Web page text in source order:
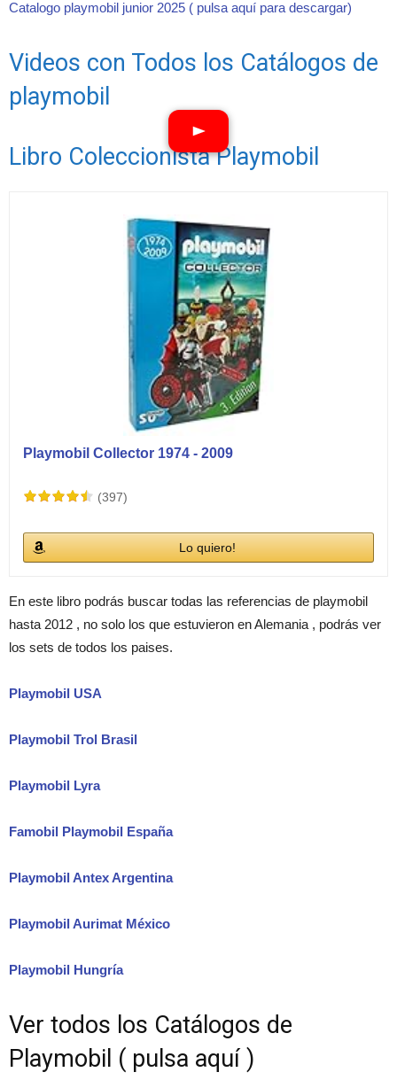
Catalogo playmobil junior 2025 ( pulsa aquí para descargar)
Videos con Todos los Catálogos de
playmobil
Libro Coleccionista Playmobil
Playmobil Collector 1974 - 2009
(397)
Lo quiero!
En este libro podrás buscar todas las referencias de playmobil
hasta 2012 , no solo los que estuvieron en Alemania , podrás ver
los sets de todos los paises.
Playmobil USA
Playmobil Trol Brasil
Playmobil Lyra
Famobil Playmobil España
Playmobil Antex Argentina
Playmobil Aurimat México
Playmobil Hungría
Ver todos los Catálogos de
Playmobil ( pulsa aquí )